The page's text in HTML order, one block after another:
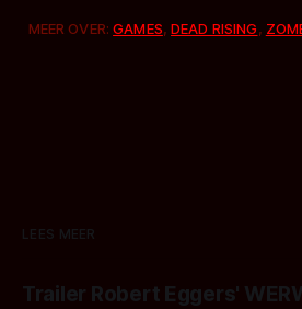
MEER OVER:GAMES,DEAD RISING,
LEES MEER
Trailer Robert Eggers'